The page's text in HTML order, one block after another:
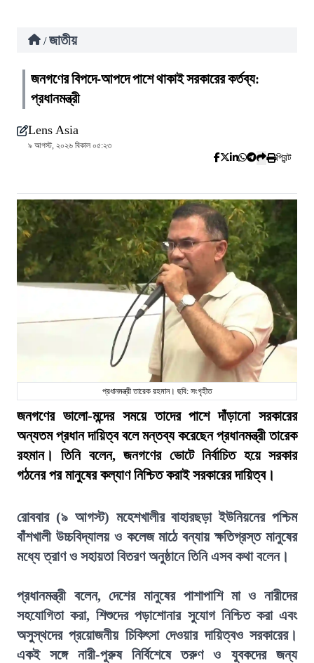
/ জাতীয়
জনগণের বিপদে-আপদে পাশে থাকাই সরকারের কর্তব্য:
প্রধানমন্ত্রী
Lens Asia
৯ আগস্ট, ২০২৬ বিকাল ০৫:২৩
প্রিন্ট
প্রধানমন্ত্রী তারেক রহমান। ছবি: সংগৃহীত
জনগণের ভালো-মন্দের সময়ে তাদের পাশে দাঁড়ানো সরকারের
অন্যতম প্রধান দায়িত্ব বলে মন্তব্য করেছেন প্রধানমন্ত্রী তারেক
রহমান। তিনি বলেন, জনগণের ভোটে নির্বাচিত হয়ে সরকার
গঠনের পর মানুষের কল্যাণ নিশ্চিত করাই সরকারের দায়িত্ব।
রোববার (৯ আগস্ট) মহেশখালীর বাহারছড়া ইউনিয়নের পশ্চিম
বাঁশখালী উচ্চবিদ্যালয় ও কলেজ মাঠে বন্যায় ক্ষতিগ্রস্ত মানুষের
মধ্যে ত্রাণ ও সহায়তা বিতরণ অনুষ্ঠানে তিনি এসব কথা বলেন।
প্রধানমন্ত্রী বলেন, দেশের মানুষের পাশাপাশি মা ও নারীদের
সহযোগিতা করা, শিশুদের পড়াশোনার সুযোগ নিশ্চিত করা এবং
অসুস্থদের প্রয়োজনীয় চিকিৎসা দেওয়ার দায়িত্বও সরকারের।
একই সঙ্গে নারী-পুরুষ নির্বিশেষে তরুণ ও যুবকদের জন্য